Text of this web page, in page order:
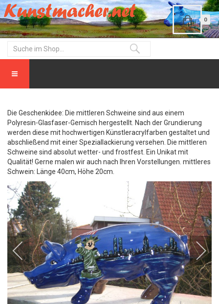
0
Die Geschenkidee: Die mittleren Schweine sind aus einem
Polyresin-Glasfaser-Gemisch hergestellt. Nach der Grundierung
werden diese mit hochwertigen Künstleracrylfarben gestaltet und
abschließend mit einer Speziallackierung versehen. Die mittleren
Schweine sind absolut wetter- und frostfest. Ein Unikat mit
Qualität! Gerne malen wir auch nach Ihren Vorstellungen. mittleres
Schwein: Länge 40cm, Höhe 20cm.